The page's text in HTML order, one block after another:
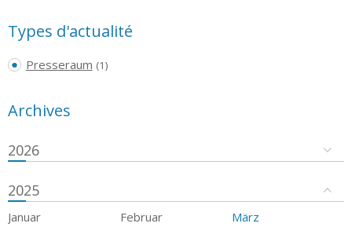
Types d'actualité
Presseraum (1)
Archives
2026
2025
Januar Februar
März